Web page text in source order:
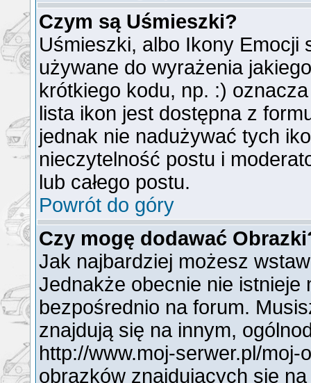
Czym są Uśmieszki?
Uśmieszki, albo Ikony Emocji
używane do wyrażenia
krótkiego kodu, np. :)
lista ikon jest dostępna z
jednak nie nadużywać tych
nieczytelność postu i
lub całego postu.
Powrót do góry
Czy mogę dodawać
Jak najbardziej możesz
Jednakże obecnie nie istnieje
bezpośrednio na forum.
znajdują się na innym,
http://www.moj-serwer.pl/
obrazków znajdujących się